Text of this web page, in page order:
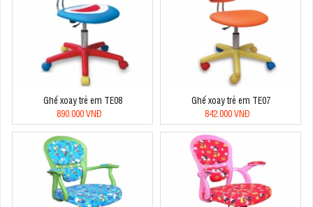
Ghế xoay trẻ em TE08
890.000 VNĐ
Ghế xoay trẻ em TE07
842.000 VNĐ